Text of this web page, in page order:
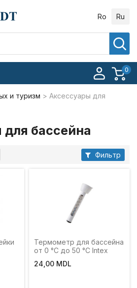
Ro Ru
0
и туризм
Аксессуары для
бассейна
Фильтр
Термометр для бассейна
от 0 °С до 50 °С Intex
24,00 MDL